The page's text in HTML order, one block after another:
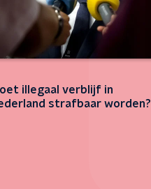
illegaal verblijf in
strafbaar worden?